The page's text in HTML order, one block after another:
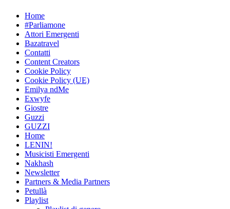
Skip
content
Home
#Parliamone
Attori Emergenti
Bazatravel
Contatti
Content Creators
Cookie Policy
Cookie Policy (UE)
Emilya ndMe
Exwyfe
Giostre
Guzzi
GUZZI
Home
LENIN!
Musicisti Emergenti
Nakhash
Newsletter
Partners & Media Partners
Petullà
Playlist